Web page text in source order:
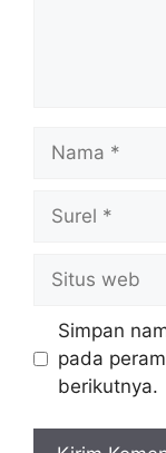
web
Simpan
pada
berikutnya.